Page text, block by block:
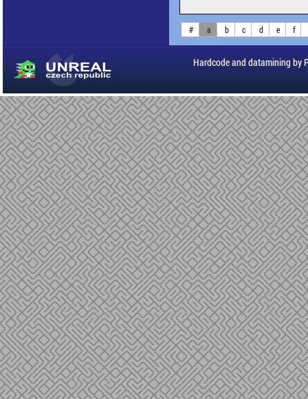
# a b c d e f
Hardcode and datamining by